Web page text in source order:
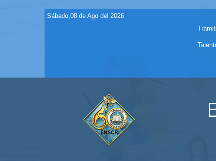
Sábado,08 de Ago del 2026